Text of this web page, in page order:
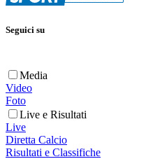
Seguici su
Media
Video
Foto
Live e Risultati
Live
Diretta Calcio
Risultati e Classifiche